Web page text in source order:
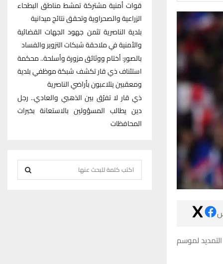
لموسم
قوات أمنية مشتركة تمشط مناطق البطحاء
الزراعية والصحراوية وتحقق نتائج ميدانية
بلدية الناصرية تثمن جهود الجهات القضائية
والأمنية في ملاحقة شبكات التزوير والفساد
بالصور: أختام ووثائق مزورة وأسلحة.. محكمة
استئناف ذي قار تكشف شبكة موظفي بلدية
ومعقبين يتلاعبون بأراضي الناصرية
ذي قار لا تفرّق بين الذهبي والعادي.. رجل
دين يطالب المسؤولين بالاستعانة بخبرات
المحافظات
e